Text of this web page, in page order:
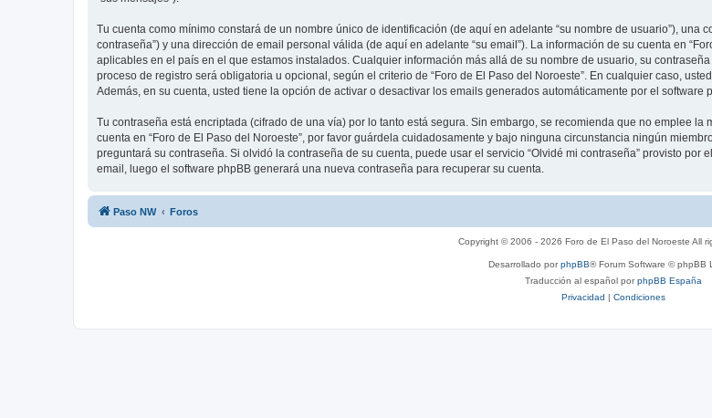
Tu cuenta como mínimo constará de un nombre único de identificación (de aquí en adelante “su nombre de usuario”),
contraseña”) y una dirección de email personal válida (de aquí en adelante “su email”). La información de su cuenta en
aplicables en el país en el que estamos instalados. Cualquier información más allá de su nombre de usuario, su
proceso de registro será obligatoria u opcional, según el criterio de “Foro de El Paso del Noroeste”. En cualquier caso,
Además, en su cuenta, usted tiene la opción de activar o desactivar los emails generados automáticamente por el software
Tu contraseña está encriptada (cifrado de una vía) por lo tanto está segura. Sin embargo, se recomienda que no emplee
cuenta en “Foro de El Paso del Noroeste”, por favor guárdela cuidadosamente y bajo ninguna circunstancia ningún
preguntará su contraseña. Si olvidó la contraseña de su cuenta, puede usar el servicio “Olvidé mi contraseña” provisto
email, luego el software phpBB generará una nueva contraseña para recuperar su cuenta.
Paso NW Foros
Copyright © 2006 - 2026 Foro de El Paso del Noroeste All
Desarrollado porphpBB® Forum Software © phpBB
Traducción al español porphpBB España
Privacidad | Condiciones